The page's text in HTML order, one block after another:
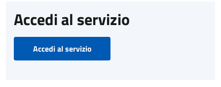
Accedi al servizio
Accedi al servizio